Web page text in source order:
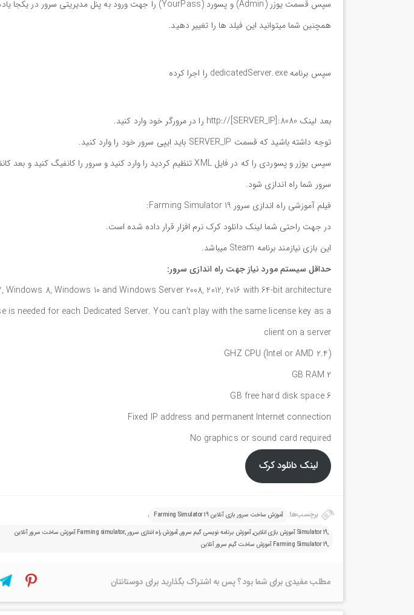
سپس قسمت یوزر (Admin) و پسورد (YourPass) را جهت ورود به پنل مدیریتی سرور در یکجا یادداشت کنید.
همچنین شما میتوانید این فیلد ها را تغییر دهید.
سپس برنامه dedicatedServer.exe را اجرا کرده
بعد لینک http://[SERVER_IP]:8080 را در مرورگر خود وارد کنید.
توجه داشته باشید که قسمت SERVER_IP باید ایپی سرور خود را وارد کنید.
سرور شما راه اندازی شود.
فیلم آموزشی راه اندازی سرور Farming Simulator 19:
در جهت راحتی شما لینک دانلود کرک نرم افزار قرار داده شده است.
این بازی نیازمند برنامه Steam میباشد.
حداقل سیستم مورد نیاز جهت راه اندازی سرور:
8, Windows 10 and Windows Server 2008, 2012, 2016 with 64-bit architecture
is needed for each Dedicated Server. You can’t play with the same license key as a
client on a server
(2.4 GHZ CPU (Intel or AMD
2 GB RAM
6 GB free hard disk space
Fixed IP address and permanent Internet connection
No graphics or sound card required
لینک دانلود کرک
برچسب‌ها: آموزش ساخت سرور بازی آنلاین Farming Simulator 19 ,
Simulator 19٬ آموزش بازی انلاین٬ آموزش برنامه نویسی گیم سرور٬ آموزش راه اندازی سرور Farming simulator٬ آموزش ساخت سرور آنلاین
Farming Simulator 19٬ آموزش ساخت گیم سرور آنلاین
مطلب مفیدی برای شما بود ؟ پس به اشتراک بگذارید برای دوستانتان